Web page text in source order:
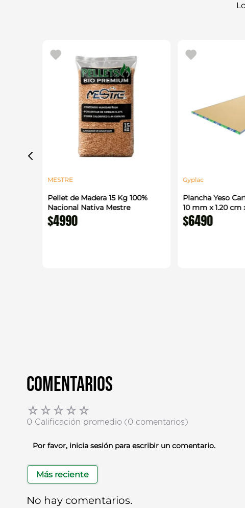
MESTRE
Pellet de Madera 15 Kg 100%
Nacional Nativa Mestre
$4990
Gyplac
Plancha Yeso
10 mm x 1.20 cm
$6490
Comentarios
☆☆☆☆☆
0 Calificación promedio (0 comentarios)
Por favor, inicia sesión para escribir un comentario.
Más reciente
No hay comentarios.